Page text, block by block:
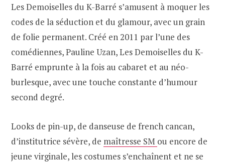
Les Demoiselles du K-Barré s’amusent à moquer les
codes de la séduction et du glamour, avec un grain
de folie permanent. Créé en 2011 par l’une des
comédiennes, Pauline Uzan, Les Demoiselles du K-
Barré emprunte à la fois au cabaret et au néo-
burlesque, avec une touche constante d’humour
second degré.
Looks de pin-up, de danseuse de french cancan,
d’institutrice sévère, de maîtresse SM ou encore de
jeune virginale, les costumes s’enchaînent et ne se